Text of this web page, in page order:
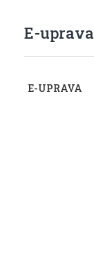
E-uprava
E-UPRAVA